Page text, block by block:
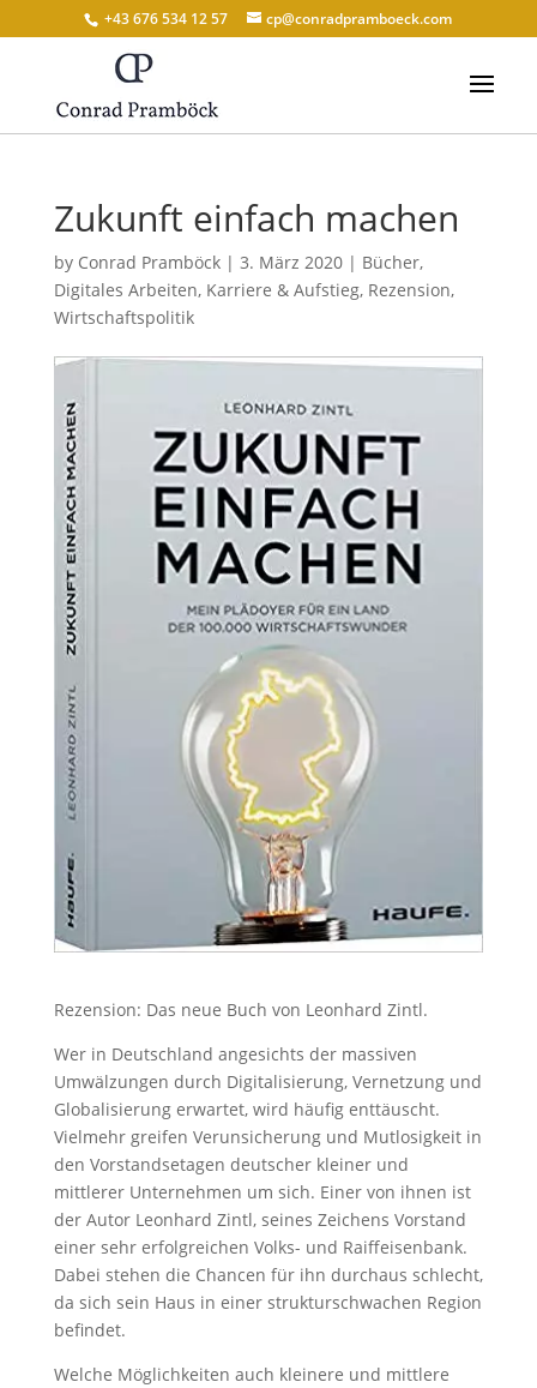
+43 676 534 12 57 cp@conradpramboeck.com
Zukunft einfach machen
by Conrad Pramböck| 3. März 2020| Bücher,
Digitales Arbeiten, Karriere & Aufstieg, Rezension,
Wirtschaftspolitik
Rezension: Das neue Buch von Leonhard Zintl.
Wer in Deutschland angesichts der massiven
Umwälzungen durch Digitalisierung, Vernetzung und
Globalisierung erwartet, wird häufig enttäuscht.
Vielmehr greifen Verunsicherung und Mutlosigkeit in
den Vorstandsetagen deutscher kleiner und
mittlerer Unternehmen um sich. Einer von ihnen ist
der Autor Leonhard Zintl, seines Zeichens Vorstand
einer sehr erfolgreichen Volks- und Raiffeisenbank.
Dabei stehen die Chancen für ihn durchaus schlecht,
da sich sein Haus in einer strukturschwachen Region
befindet.
Welche Möglichkeiten auch kleinere und mittlere